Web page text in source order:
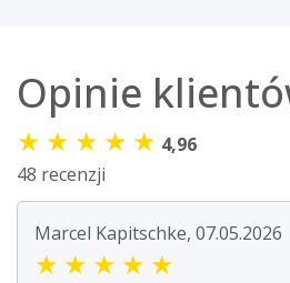
Opinie
★ ★ ★ ★ ★ 4,96
48 recenzji
Marcel Kapitschke, 07.05.2026
★ ★ ★ ★ ★